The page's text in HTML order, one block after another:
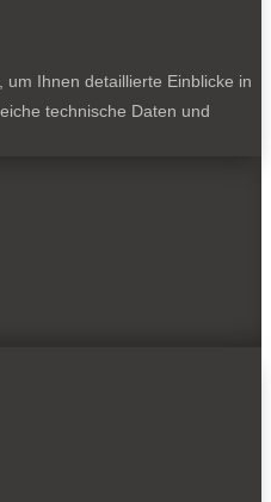
Ihnen detaillierte Einblicke in
technische Daten und